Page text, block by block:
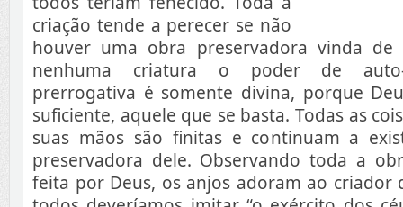
criação tende a perecer se não
houver uma obra preservadora vinda
nenhuma criatura o poder de auto-
prerrogativa é somente divina, porque
suficiente, aquele que se basta. Todas as
suas mãos são finitas e continuam a
preservadora dele. Observando toda a
feita por Deus, os anjos adoram ao criador